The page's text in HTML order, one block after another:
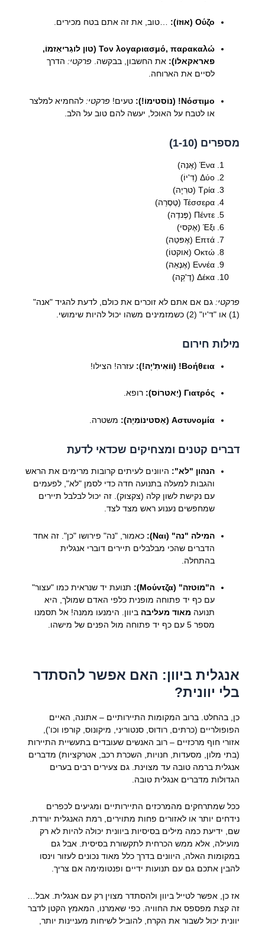
Ούζο (אוּזוֹ): …טוב, את זה אתם בטח מכירים.
Τον λογαριασμό, παρακαλώ (טון לוגַריאַזמוֹ,
פאראקאלוֹ): את החשבון, בבקשה. פרקטי:הדרך
לסיים את הארוחה.
Νόστιμο! (נוֹסטימוֹ!): טעים! פרקטי: להחמיא למלצר
או לטבח על האוכל, יעשה להם טוב על הלב.
מספרים (1-10)
Ένα (אֶנַה)
Δύο (דִ'יוֹ)
Τρία (טרִיָה)
Τέσσερα (טֶסֶרַה)
Πέντε (פֶּנדֶה)
Έξι (אֶקסי)
Επτά (אֶפּטַה)
Οκτώ (אוקטוֹ)
Εννέα (אֶנֶאַה)
Δέκα (דֶ'קַה)
פרקטי: גם אם אתם לא זוכרים את כולם, לדעת להגיד "אנה"
(1) או "ד'יו" (2) כשמזמינים משהו יכול להיות שימושי.
מילות חירום
Βοήθεια! (ווֹאִיתִ'יָה!): עזרה! הצילו!
Γιατρός (יַאטרוֹס): רופא.
Αστυνομία (אַסטינוֹמִיָה): משטרה.
דברים קטנים ומצחיקים שכדאי לדעת
הנהון "לא": היוונים לעיתים קרובות מרימים את הראש
והגבות למעלה בתנועה חדה כדי לסמן "לא", לפעמים
עם נקישת לשון קלה (צקצוק). זה יכול לבלבל תיירים
שמחפשים נענוע ראש מצד לצד.
המילה "נה" (Ναι):
כאמור, "נה" פירושו "כן". זה אחד
הדברים שהכי מבלבלים תיירים דוברי אנגלית
בהתחלה.
ה"מוּטזה" (Μούντζα):
תנועת יד שנראית כמו "עצור"
עם כף יד פתוחה מופנית כלפי האדם שמולך, היא
תנועה מאוד מעליבה ביוון. הימנעו ממנה! אל תסמנו
מספר 5 עם כף יד פתוחה מול הפנים של מישהו.
אנגלית ביוון: האם אפשר להסתדר
בלי יוונית?
כן, בהחלט. ברוב המקומות התיירותיים – אתונה, האיים
הפופולריים (כרתים, רודוס, סנטוריני, מיקונוס, קורפו וכו'),
אזורי חוף מרכזיים – רוב האנשים שעובדים בתעשיית התיירות
(בתי מלון, מסעדות, חנויות, השכרת רכב, אטרקציות) מדברים
אנגלית ברמה טובה עד מצוינת. גם צעירים רבים בערים
הגדולות מדברים אנגלית טובה.
ככל שמתרחקים מהמרכזים התיירותיים ומגיעים לכפרים
נידחים יותר או לאזורים פחות מתוירים, רמת האנגלית יורדת.
שם, ידיעת כמה מילים בסיסיות ביוונית יכולה להיות לא רק
מועילה, אלא ממש הכרחית לתקשורת בסיסית. אבל גם
במקומות האלה, היוונים בדרך כלל מאוד נכונים לעזור וינסו
להבין אתכם גם עם תנועות ידיים ופנטומימה אם צריך.
אז כן, אפשר לטייל ביוון ולהסתדר מצוין רק עם אנגלית. אבל…
זה קצת מפספס את החוויה. כפי שאמרנו, המאמץ הקטן לדבר
יוונית יכול לשבור את הקרח, להוביל לשיחות מעניינות יותר,